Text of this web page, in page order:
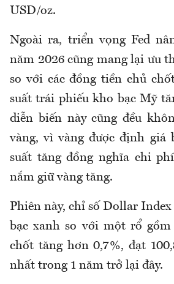
USD/oz.
Ngoài ra, triển vọng Fed
năm 2026 cũng mang lại ưu
so với các đồng tiền chủ
suất trái phiếu kho bạc Mỹ
diễn biến này cũng đều
vàng, vì vàng được định giá
suất tăng đồng nghĩa chi
nắm giữ vàng tăng.
Phiên này, chỉ số Dollar Index
bạc xanh so với một rổ
chốt tăng hơn 0,7%, đạt
nhất trong 1 năm trở lại đây.